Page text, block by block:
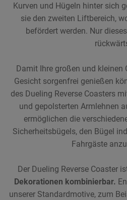
Kurven und Hügeln hinter sich
sie den zweiten Liftbereich,
befördert werden. Nur
Damit Ihre großen und kleinen
Gesicht sorgenfrei genießen
des Dueling Reverse Coasters
und gepolsterten Armlehnen
ermöglichen die
Sicherheitsbügels, den Bügel
Fahrgäste
Der Dueling Reverse Coaster
Dekorationen kombinierbar.
unserer Standardmotive, zum